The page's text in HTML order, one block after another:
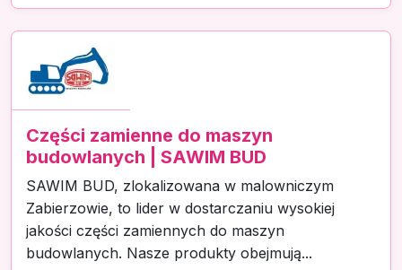
Części zamienne do maszyn
budowlanych | SAWIM BUD
SAWIM BUD, zlokalizowana w malowniczym
Zabierzowie, to lider w dostarczaniu wysokiej
jakości części zamiennych do maszyn
budowlanych. Nasze produkty obejmują...